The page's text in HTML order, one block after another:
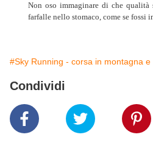
Non oso immaginare di che
farfalle nello stomaco, come se fossi
#Sky Running - corsa in montagna e
Condividi